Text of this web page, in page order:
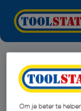
Om je beter te